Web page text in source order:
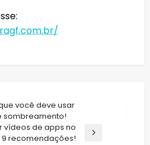
você deve usar
sombreamento!
vídeos de apps no
9 recomendações!